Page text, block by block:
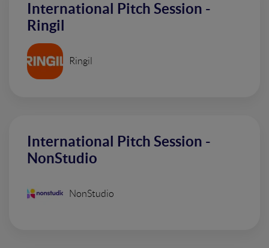
International Pitch Session -
Ringil
Ringil
International Pitch Session -
NonStudio
NonStudio